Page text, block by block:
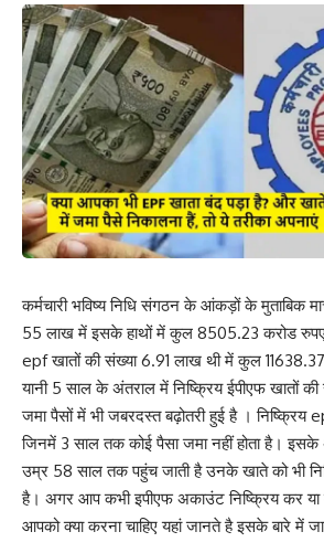
कर्मचारी भविष्य निधि संगठन के आंकड़ों के मुताबिक
55 लाख में इसके हाथों में कुल 8505.23 करोड
epf खातों की संख्या 6.91 लाख थी में कुल
यानी 5 साल के अंतराल में निष्क्रिय ईपीएफ खातों
जमा पैसों में भी जबरदस्त बढ़ोतरी हुई है । निष्क्रिय
जिनमें 3 साल तक कोई पैसा जमा नहीं होता है। इसके
उम्र 58 साल तक पहुंच जाती है उनके खाते को भी
है। अगर आप कभी इपीएफ अकाउंट निष्क्रिय कर या
आपको क्या करना चाहिए यहां जानते है इसके बारे में